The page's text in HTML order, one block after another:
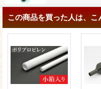
この商品を買った人は、